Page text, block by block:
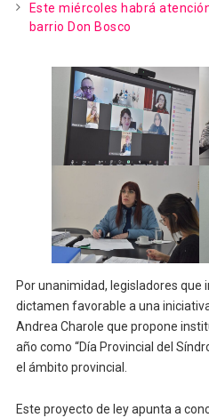
Este miércoles habrá
barrio Don Bosco
Por unanimidad, legisladores que
dictamen favorable a una
Andrea Charole que propone
año como “Día Provincial del
el ámbito provincial.
Este proyecto de ley apunta a